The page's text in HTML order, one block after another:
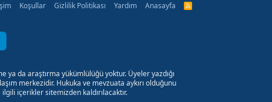
Koşullar Gizlilik Politikası Yardım Anasayfa
R
S
ya da araştırma yükümlülüğü yoktur. Üyeler yazdığı
merkezidir. Hukuka ve mevzuata aykırı olduğunu
içerikler sitemizden kaldırılacaktır.